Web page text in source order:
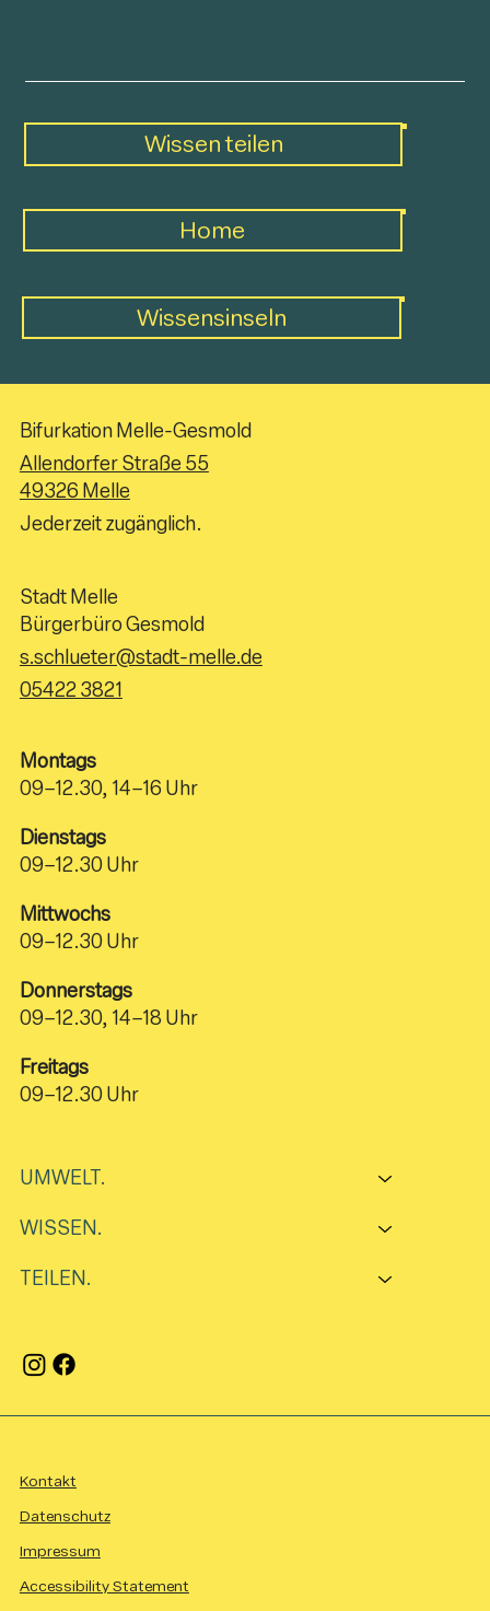
Wissen teilen
Home
Wissensinseln
Bifurkation Melle-Gesmold
Allendorfer Straße 55
49326 Melle
Jederzeit zugänglich.
Stadt Melle
Bürgerbüro Gesmold
s.schlueter@stadt-melle.de
05422 3821
Montags
09–12.30, 14–16 Uhr
Dienstags
09–12.30 Uhr
Mittwochs
09–12.30 Uhr
Donnerstags
09–12.30, 14–18 Uhr
Freitags
09–12.30 Uhr
UMWELT.
WISSEN.
TEILEN.
Kontakt
Impressum
Accessibility Statement
Datenschutz